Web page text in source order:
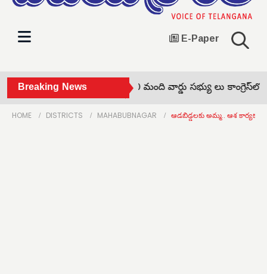
E-Paper
Breaking News
సర్పంచ్‌తో పాటు 10 మంది వార్డు సభ్యు లు కాంగ్రెస్‌లో
HOME DISTRICTS MAHABUBNAGAR ఆడబిడ్డలకు అమ్మ.. ఆశ కార్యకర్త